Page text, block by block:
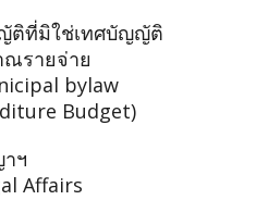
ติที่มิใช่เทศบัญญัติ
ณรายจ่าย
bylaw
Budget)
ฯ
Affairs